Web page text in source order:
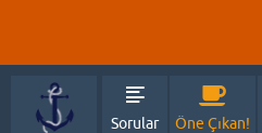
Sorular Öne Çıkan!